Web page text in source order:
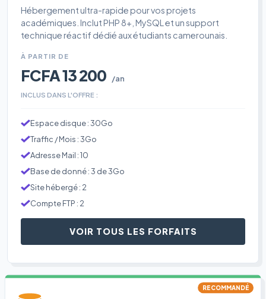
Hébergement ultra-rapide pour vos projets
académiques. Inclut PHP 8+, MySQL et un support
technique réactif dédié aux étudiants camerounais.
À PARTIR DE
FCFA 13 200 /an
INCLUS DANS L'OFFRE :
Espace disque : 30Go
Traffic / Mois : 3Go
Adresse Mail : 10
Base de donné : 3 de 3Go
Site hébergé : 2
Compte FTP : 2
VOIR TOUS LES FORFAITS
RECOMMANDÉ